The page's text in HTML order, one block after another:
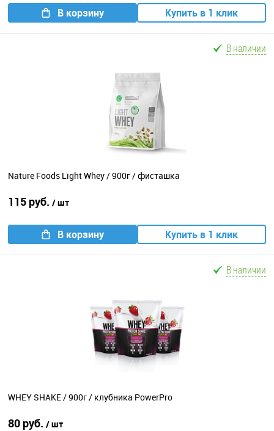
В корзину Купить в 1 клик
В наличии
Nature Foods Light Whey / 900г / фисташка
115 руб. / шт
В корзину Купить в 1 клик
В наличии
WHEY SHAKE / 900г / клубника PowerPro
80 руб. / шт